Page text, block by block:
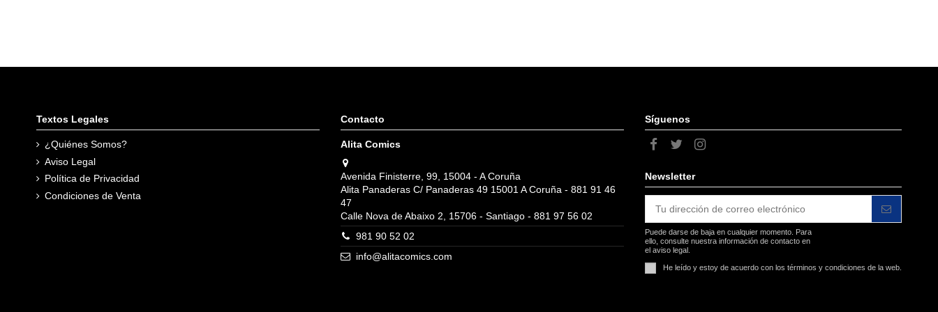
Preguntar disponibilidad Agotado
Preguntar disponibilidad
Textos Legales
¿Quiénes Somos?
Aviso Legal
Política de Privacidad
Condiciones de Venta
Contacto
Alita Comics
Avenida Finisterre, 99, 15004 - A Coruña
Alita Panaderas C/ Panaderas 49 15001 A Coruña - 881 91 46
47
Calle Nova de Abaixo 2, 15706 - Santiago - 881 97 56 02
981 90 52 02
info@alitacomics.com
Síguenos
Newsletter
Puede darse de baja en cualquier momento. Para
ello, consulte nuestra información de contacto en
el aviso legal.
He leído y estoy de acuerdo con los términos y condiciones de la web.